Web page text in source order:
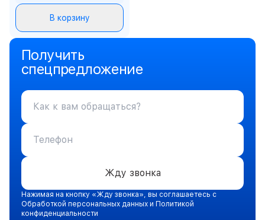
В корзину
Получить
спецпредложение
Жду звонка
Нажимая на кнопку «Жду звонка», вы соглашаетесь с
Обработкой персональных данных и Политикой
конфиденциальности